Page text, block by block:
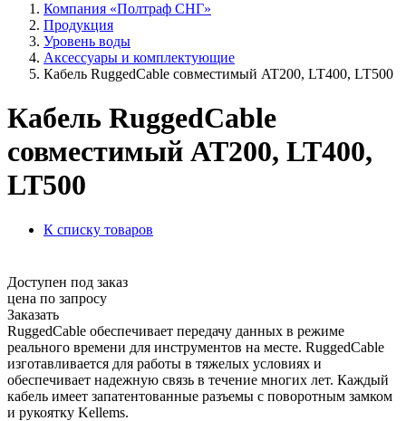
Компания «Полтраф СНГ»
Продукция
Уровень воды
Аксессуары и комплектующие
Кабель RuggedCable совместимый AT200, LT400, LT500
Кабель RuggedCable
совместимый AT200, LT400,
LT500
К списку товаров
Доступен под заказ
цена по запросу
Заказать
RuggedCable обеспечивает передачу данных в режиме
реального времени для инструментов на месте. RuggedCable
изготавливается для работы в тяжелых условиях и
обеспечивает надежную связь в течение многих лет. Каждый
кабель имеет запатентованные разъемы с поворотным замком
и рукоятку Kellems.